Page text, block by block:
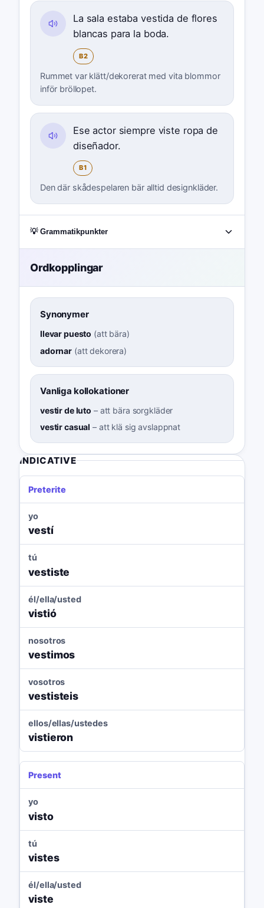
La sala estaba vestida de flores
blancas para la boda.
B2
Rummet var klätt/dekorerat med vita blommor
inför bröllopet.
Ese actor siempre viste ropa de
diseñador.
B1
Den där skådespelaren bär alltid designkläder.
💡 Grammatikpunkter
Ordkopplingar
Synonymer
llevar puesto (att bära)
adornar (att dekorera)
Vanliga kollokationer
vestir de luto – att bära sorgkläder
vestir casual – att klä sig avslappnat
INDICATIVE
Preterite
yo
vestí
tú
vestiste
él/ella/usted
vistió
nosotros
vestimos
vosotros
vestisteis
ellos/ellas/ustedes
vistieron
Present
yo
visto
tú
vistes
él/ella/usted
viste